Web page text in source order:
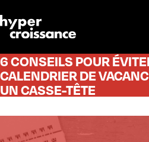
6 CONSEILS POUR
CALENDRIER DE
UN CASSE-TÊTE